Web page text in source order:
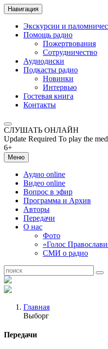
Навигация
Экскурсии и
Помощь радио
Пожертвования
Сотрудничество
Аудиодиски
Подкасты радио
Новинки
Интервью
Гостевая книга
Контакты
СЛУШАТЬ ОНЛАЙН
Update Required To play the
6+
Меню
Аудио online
Видео online
Вопрос в эфир
Программа и Архив
Авторы
Передачи
О нас
Фото
«Голос
СМИ о радио
Главная
Выборг
Передачи